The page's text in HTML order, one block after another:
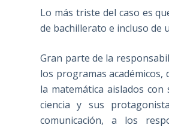
Lo más triste del caso es
de bachillerato e incluso de
Gran parte de la
los programas
la matemática aislados
ciencia y sus
comunicación, a los